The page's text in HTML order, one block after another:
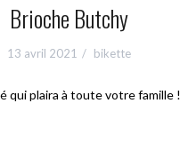
Brioche Butchy
13 avril 2021 bikette
qui plaira à toute votre famille !